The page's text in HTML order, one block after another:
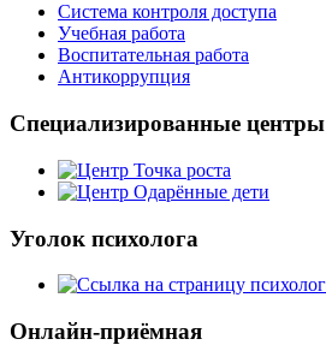
Система контроля доступа
Учебная работа
Воспитательная работа
Антикоррупция
Специализированные центры
Уголок психолога
Онлайн-приёмная